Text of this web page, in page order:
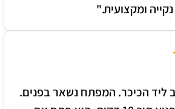
ומקצועית."
ליד הכיכר. המפתח נשאר בפנים.